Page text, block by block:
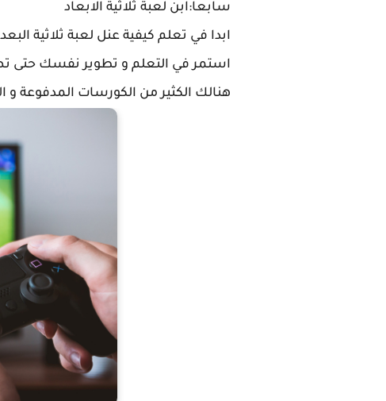
سابعا:ابن لعبة ثلاثية الابعاد
ابدا في تعلم كيفية عنل لعبة ثلاثية
استمر في التعلم و تطوير نفسك حتى
هنالك الكثير من الكورسات المدفوعة و